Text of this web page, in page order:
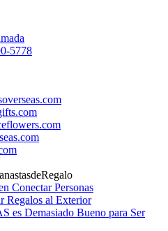
5778
Conectar Personas
Regalos al Exterior
es Demasiado Bueno para Ser